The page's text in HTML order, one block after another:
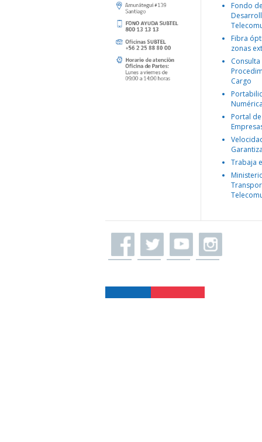
Fondo
Fibra
zonas
Consulta
Cargo
Portal
Trabaja